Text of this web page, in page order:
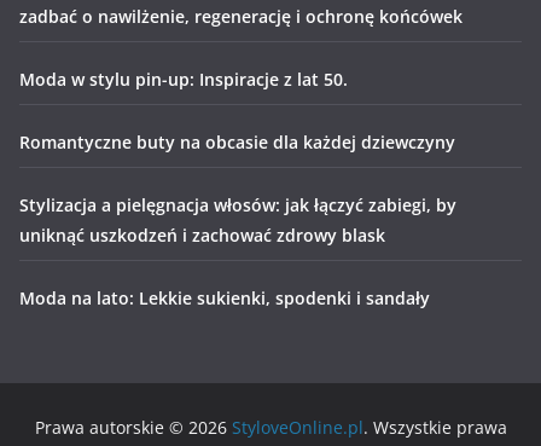
zadbać o nawilżenie, regenerację i ochronę końcówek
Moda w stylu pin-up: Inspiracje z lat 50.
Romantyczne buty na obcasie dla każdej dziewczyny
Stylizacja a pielęgnacja włosów: jak łączyć zabiegi, by
uniknąć uszkodzeń i zachować zdrowy blask
Moda na lato: Lekkie sukienki, spodenki i sandały
Prawa autorskie © 2026 StyloveOnline.pl. Wszystkie prawa